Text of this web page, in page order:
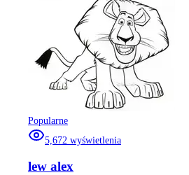
Popularne
5,672 wyświetlenia
lew alex